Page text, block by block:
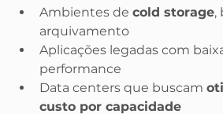
Ambientes de cold storage,
arquivamento
Aplicações legadas com
performance
Data centers que buscam
custo por capacidade